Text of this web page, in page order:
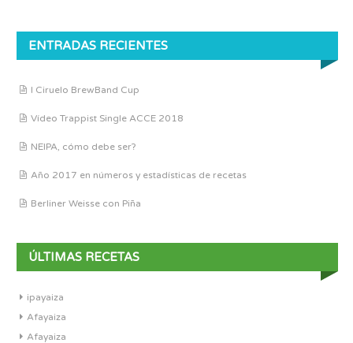
ENTRADAS RECIENTES
I Ciruelo BrewBand Cup
Vídeo Trappist Single ACCE 2018
NEIPA, cómo debe ser?
Año 2017 en números y estadísticas de recetas
Berliner Weisse con Piña
ÚLTIMAS RECETAS
ipayaiza
Afayaiza
Afayaiza